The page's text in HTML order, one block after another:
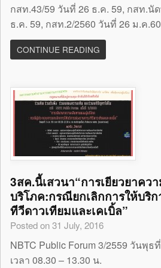
กสท.43/59 วันที่ 26 ธ.ค. 59, กสท.นั
ธ.ค. 59, กสท.2/2560 วันที่ 26 ม.ค.60
CONTINUE READING
3สค.นี้เสวนา“การเยียวยาคว
บริโภค:กรณียกเลิกการให้บริก
ทีวีดาวเทียมและเคเบิ้ล”
Posted on 31 July, 2016
NBTC Public Forum 3/2559 วันพุธ
เวลา 08.30 – 13.30 น.